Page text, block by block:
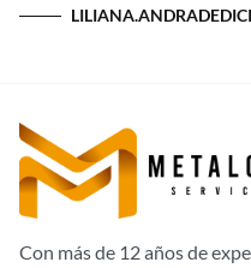
LILIANA.ANDRADE
Con más de 12 años de